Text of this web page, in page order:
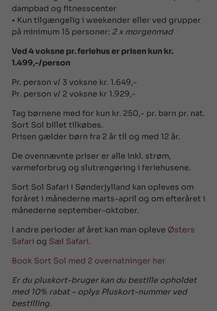
dampbad og fitnesscenter
• Kun tilgængelig i weekender eller ved grupper
på minimum 15 personer: 2 x morgenmad
Ved 4 voksne pr. feriehus er prisen kun kr.
1.499,-/person
Pr. person v/ 3 voksne kr. 1.649,-
Pr. person v/ 2 voksne kr 1.929,-
Tag børnene med for kun kr. 250,- pr. barn pr. nat.
Sort Sol billet tilkøbes.
Prisen gælder børn fra 2 år til og med 12 år.
De ovennævnte priser er alle inkl. strøm,
varmeforbrug og slutrengøring i feriehusene.
Sort Sol Safari i Sønderjylland kan opleves om
foråret i månederne marts-april og om efteråret i
månederne september-oktober.
I andre perioder af året kan man opleve Østers
Safari og Sæl Safari.
Book Sort Sol med 2 overnatninger her
Er du pluskort-bruger kan du bestille opholdet
med 10% rabat – oplys Pluskort-nummer ved
bestilling.